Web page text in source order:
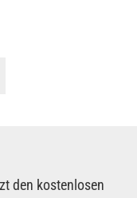
den kostenlosen